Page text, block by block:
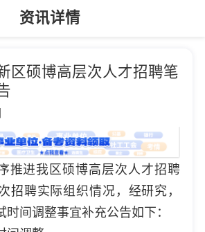
资讯详情
区硕博高层次人才招聘笔
推进我区硕博高层次人才招聘
招聘实际组织情况，经研究，
时间调整事宜补充公告如下：